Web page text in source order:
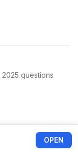
2025 questions
OPEN